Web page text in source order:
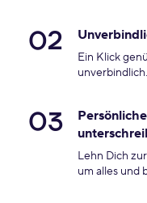
02
Ein Klick
unverbindlich.
03
Lehn Dich
um alles und